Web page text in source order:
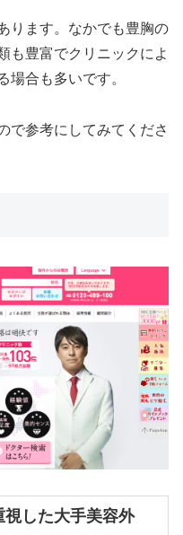
ります。なかでも豊胸の
も豊富でクリニックによ
場合も多いです。
で参考にしてみてくださ
視した大手美容外